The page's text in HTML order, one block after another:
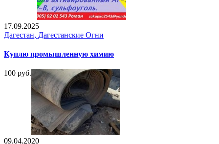
17.09.2025
Дагестан, Дагестанские Огни
Куплю промышленную химию
100 руб.
09.04.2020